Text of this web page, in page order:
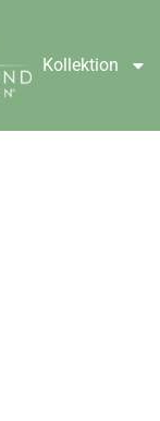
Kollektion